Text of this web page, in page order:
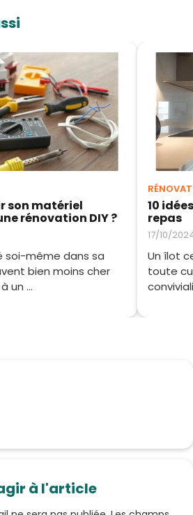
son matériel
rénovation DIY ?
soi-même dans sa
bien moins cher
un ...
10
repas
17/10/
Un îlot
toute
à l'article